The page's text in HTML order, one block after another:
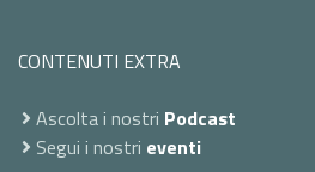
CONTENUTI EXTRA
Ascolta i nostri Podcast
Segui i nostri eventi